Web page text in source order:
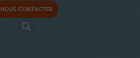
NOUS CONTACTER